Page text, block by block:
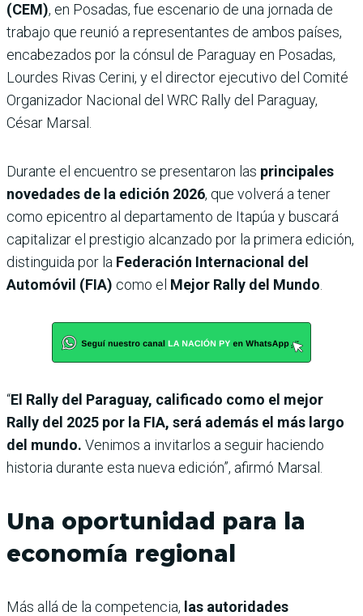
(CEM), en Posadas, fue escenario de una jornada de
trabajo que reunió a representantes de ambos países,
encabezados por la cónsul de Paraguay en Posadas,
Lourdes Rivas Cerini, y el director ejecutivo del Comité
Organizador Nacional del WRC Rally del Paraguay,
César Marsal.
Durante el encuentro se presentaron las principales
novedades de la edición 2026, que volverá a tener
como epicentro al departamento de Itapúa y buscará
capitalizar el prestigio alcanzado por la primera edición,
distinguida por la Federación Internacional del
Automóvil (FIA) como el Mejor Rally del Mundo
“El Rally del Paraguay, calificado como el mejor
Rally del 2025 por la FIA, será además el más largo
del mundo. Venimos a invitarlos a seguir haciendo
historia durante esta nueva edición”, afirmó Marsal.
Una oportunidad para la
economía regional
Más allá de la competencia, las autoridades